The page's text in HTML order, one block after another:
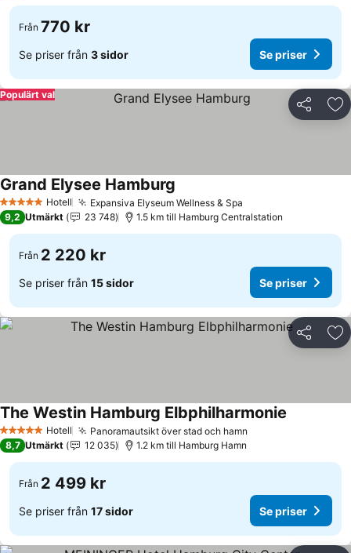
Från 770 kr
Se priser från 3 sidor Se priser
Dela
Populärt val
5 Stjärnor Hotell Expansiva Elyseum Wellness & Spa
Grand Elysee Hamburg
9,2 Utmärkt 23 748 1.5 km till Hamburg Centralstation
Från 2 220 kr
Se priser från 15 sidor Se priser
Dela
5 Stjärnor Hotell Panoramautsikt över stad och hamn
The Westin Hamburg Elbphilharmonie
8,7 Utmärkt 12 035 1.2 km till Hamburg Hamn
Från 2 499 kr
Se priser från 17 sidor Se priser